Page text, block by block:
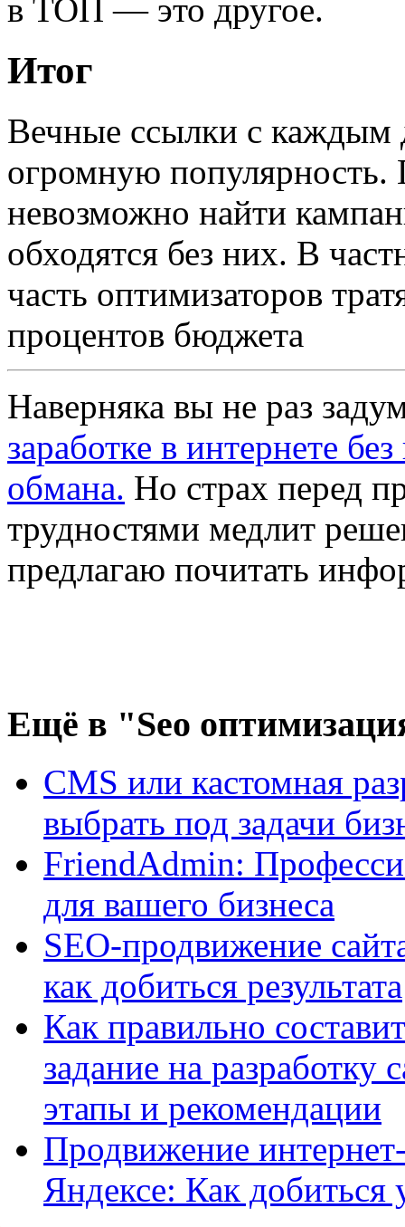
в ТОП — это другое.
Итог
Вечные ссылки с каждым
огромную популярность.
невозможно найти
обходятся без них. В
часть оптимизаторов
процентов бюджета
Наверняка вы не раз
заработке в интернете
обмана. Но страх перед
трудностями медлит
предлагаю почитать
Ещё в "Seo
CMS или кастомная
выбрать под задачи
FriendAdmin:
для вашего бизнеса
SEO-продвижение
как добиться результата
Как правильно
задание на разработку
этапы и рекомендации
Продвижение
Яндексе: Как добиться